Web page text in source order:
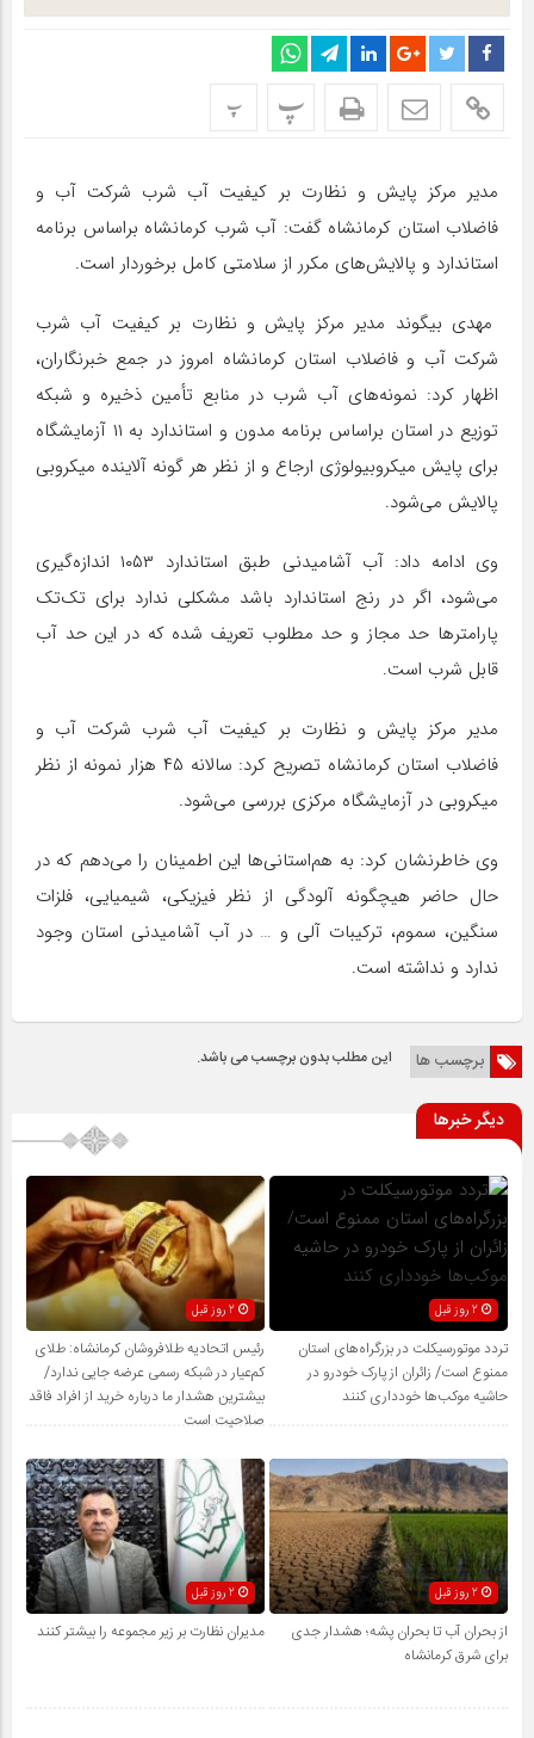
پ پ
مدیر مرکز پایش و نظارت بر کیفیت آب شرب شرکت آب و
فاضلاب استان کرمانشاه گفت: آب شرب کرمانشاه براساس برنامه
استاندارد و پالایش‌های مکرر از سلامتی کامل برخوردار است.
مهدی بیگوند مدیر مرکز پایش و نظارت بر کیفیت آب شرب
شرکت آب و فاضلاب استان کرمانشاه امروز در جمع خبرنگاران،
اظهار کرد: نمونه‌های آب شرب در منابع تأمین ذخیره و شبکه
توزیع در استان براساس برنامه مدون و استاندارد به ۱۱ آزمایشگاه
برای پایش میکروبیولوژی ارجاع و از نظر هر گونه آلاینده میکروبی
پالایش می‌شود.
وی ادامه داد: آب آشامیدنی طبق استاندارد ۱۰۵۳ اندازه‌گیری
می‌شود، اگر در رنج استاندارد باشد مشکلی ندارد برای تک‌تک
پارامترها حد مجاز و حد مطلوب تعریف شده که در این حد آب
قابل شرب است.
مدیر مرکز پایش و نظارت بر کیفیت آب شرب شرکت آب و
فاضلاب استان کرمانشاه تصریح کرد: سالانه ۴۵ هزار نمونه‌ از نظر
میکروبی در آزمایشگاه مرکزی بررسی می‌شود.
وی خاطرنشان کرد: به هم‌استانی‌ها این اطمینان را می‌دهم که در
حال حاضر هیچگونه آلودگی از نظر فیزیکی، شیمیایی، فلزات
سنگین، سموم، ترکیبات آلی و … در آب آشامیدنی استان وجود
ندارد و نداشته است.
برچسب ها این مطلب بدون برچسب می باشد.
دیگر خبرها
2 روز قبل
تردد موتورسیکلت در بزرگراه‌های استان
ممنوع است/ زائران از پارک خودرو در
حاشیه موکب‌ها خودداری کنند
رئیس اتحادیه طلافروشان کرمانشاه: طلای
کم‌عیار در شبکه رسمی عرضه جایی ندارد/
بیشترین هشدار ما درباره خرید از افراد فاقد
صلاحیت است
2 روز قبل
از بحران آب تا بحران پشه؛ هشدار جدی
برای شرق کرمانشاه
مدیران نظارت بر زیر مجموعه را بیشتر کنند